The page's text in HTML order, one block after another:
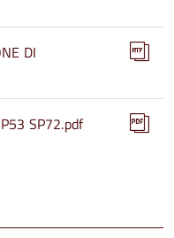
DI
SP72.pdf